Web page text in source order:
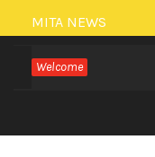
Skip
to
content
MITA NEWS
Welcome